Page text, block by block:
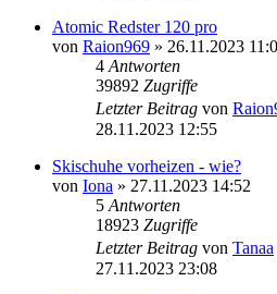
Atomic Redster 120 pro
von Raion969 » 26.11.2023
4 Antworten
39892 Zugriffe
Letzter Beitrag von
28.11.2023 12:55
Skischuhe vorheizen - wie?
von Iona » 27.11.2023 14:52
5 Antworten
18923 Zugriffe
Letzter Beitrag von Tanaa
27.11.2023 23:08